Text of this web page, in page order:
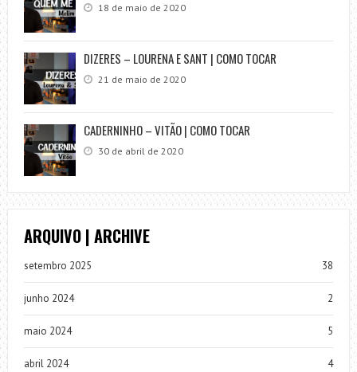
18 de maio de 2020
DIZERES – LOURENA E SANT | COMO TOCAR
21 de maio de 2020
CADERNINHO – VITÃO | COMO TOCAR
30 de abril de 2020
ARQUIVO | ARCHIVE
setembro 2025 38
junho 2024 2
maio 2024 5
abril 2024 4